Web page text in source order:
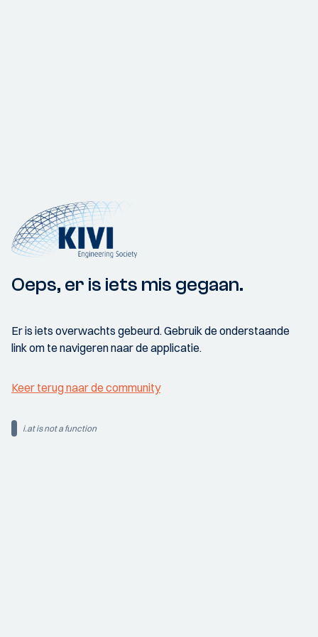
Oeps, er is iets mis gegaan.
Er is iets overwachts gebeurd. Gebruik de onderstaande
link om te navigeren naar de applicatie.
Keer terug naar de community
i.at is not a function